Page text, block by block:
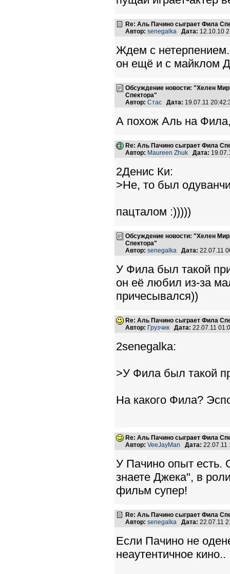
Re: Аль Пачино сыграет Фила
Автор: senegalka Дата: 12.10.10
Ждем с
он ещё и с майклом
Обсуждение новости: "Хелен
Спектора"
Автор: Стас Дата: 19.07.11
А похож Аль на
Re: Аль Пачино сыграет Фила
Автор: Maureen Zhuk Дата:
2Денис Ки:
>Не, то был
пацталом :)))))
Обсуждение новости: "Хелен
Спектора"
Автор: senegalka Дата: 22.07.11
У Фила был такой
он её любил из-за
причесывался))
Re: Аль Пачино сыграет Фила
Автор: Грузчик Дата: 22.07.11
2senegalka:
>У Фила был такой
На какого Фила?
Re: Аль Пачино сыграет Фила
Автор: VeeJayMan Дата:
У Пачино опыт есть.
знаете Джека", в
фильм супер!
Re: Аль Пачино сыграет Фила
Автор: senegalka Дата: 22.07.11
Если Пачино не
неаутентичное кино..